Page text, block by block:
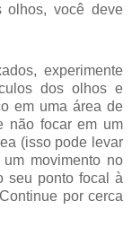
olhos, você deve
experimente
dos olhos e
em uma área de
não focar em um
(isso pode levar
movimento no
seu ponto focal à
por cerca